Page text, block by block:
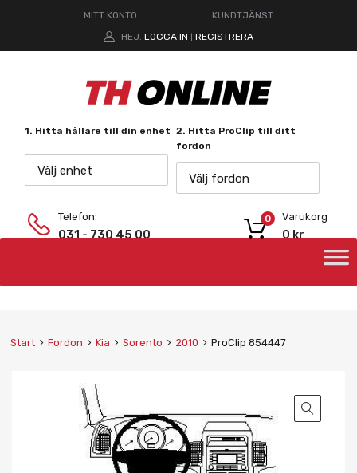
MITT KONTO
KUNDTJÄNST
HEJ. LOGGA IN REGISTRERA
1. Hitta hållare till din enhet
Välj enhet
2. Hitta ProClip till ditt
fordon
Välj fordon
Telefon:
031 - 730 45 00
Varukorg
0 kr
0
Start Fordon Kia Sorento 2010 ProClip 854447